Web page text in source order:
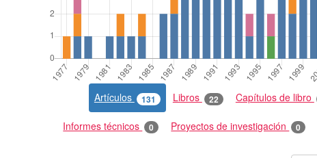
Artículos 131 Libros 22 Capítulos de libro
Informes técnicos 0 Proyectos de investigación 0